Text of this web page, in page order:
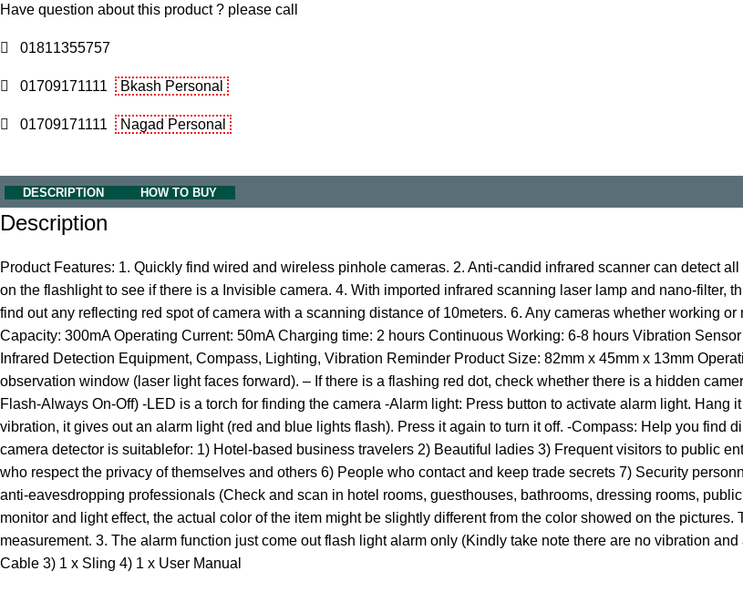
Have question about this product ? please call
01811355757
01709171111 Bkash Personal
01709171111 Nagad Personal
DESCRIPTION HOW TO BUY
Description
Product Features: 1. Quickly find wired and wireless pinhole cameras. 2. Anti-candid infrared scanner can detect
on the flashlight to see if there is a Invisible camera. 4. With imported infrared scanning laser lamp and nano-filter,
find out any reflecting red spot of camera with a scanning distance of 10meters. 6. Any cameras whether working
Capacity: 300mA Operating Current: 50mA Charging time: 2 hours Continuous Working: 6-8 hours Vibration
Infrared Detection Equipment, Compass, Lighting, Vibration Reminder Product Size: 82mm x 45mm x 13mm
observation window (laser light faces forward). – If there is a flashing red dot, check whether there is a hidden
Flash-Always On-Off) -LED is a torch for finding the camera -Alarm light: Press button to activate alarm light.
vibration, it gives out an alarm light (red and blue lights flash). Press it again to turn it off. -Compass: Help you find
camera detector is suitablefor: 1) Hotel-based business travelers 2) Beautiful ladies 3) Frequent visitors to public
who respect the privacy of themselves and others 6) People who contact and keep trade secrets 7) Security
anti-eavesdropping professionals (Check and scan in hotel rooms, guesthouses, bathrooms, dressing rooms,
monitor and light effect, the actual color of the item might be slightly different from the color showed on the
measurement. 3. The alarm function just come out flash light alarm only (Kindly take note there are no vibration
Cable 3) 1 x Sling 4) 1 x User Manual